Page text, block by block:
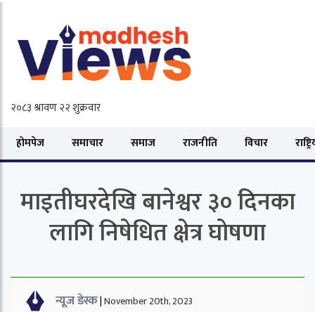
होमपेज समाचार समाज राजनीति विचार
माइतीघरदेखि बानेश्वर ३० दिनका
लागि निषेधित क्षेत्र घोषणा
न्यूज डेस्क|November 20th, 2023